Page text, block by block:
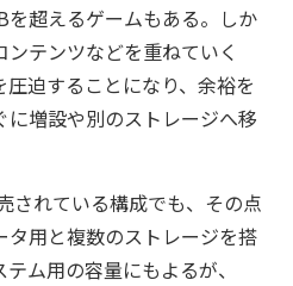
を超えるゲームもある。しか
テンツなどを重ねていく
迫することになり、余裕を
増設や別のストレージへ移
されている構成でも、その点
用と複数のストレージを搭
ム用の容量にもよるが、